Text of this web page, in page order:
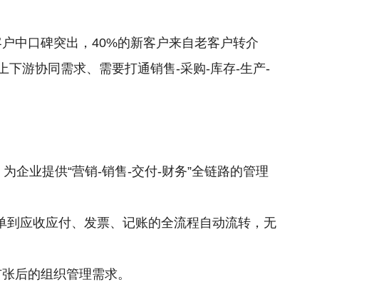
中口碑突出，40%的新客户来自老客户转介
下游协同需求、需要打通销售-采购-库存-生产-
企业提供“营销-销售-交付-财务”全链路的管理
应收应付、发票、记账的全流程自动流转，无
后的组织管理需求。